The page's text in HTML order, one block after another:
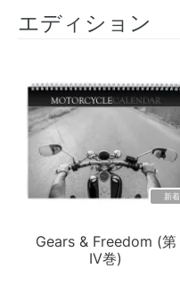
エディション
新着
Gears & Freedom (第
IV巻)